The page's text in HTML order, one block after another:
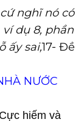
nghĩ nó có
ví dụ 8, phần
ấy sai,17- Đề
NƯỚC
hiếm và